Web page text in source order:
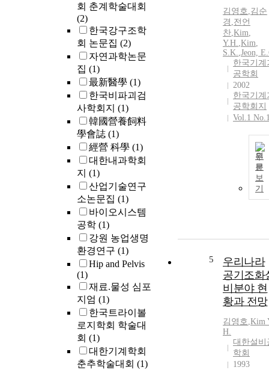
회 춘계학술대회
(2)
한국강구조학
회 논문집 (2)
자연과학논문
집 (1)
最新醫學 (1)
한국비파괴검
사학회지 (1)
韓國營養飼料
學會誌 (1)
經營 科學 (1)
대한내과학회
지 (1)
산업기술연구
소논문집 (1)
바이오시스템
공학 (1)
강원 농업생명
환경연구 (1)
Hip and Pelvis
(1)
재료.물성 심포
지엄 (1)
한국트라이볼
로지학회 학술대
회 (1)
대한기계학회
춘추학술대회 (1)
김영호,김순
경 ,전언
찬,Kim,
Y.H.,Kim,
S.K.,Jeon,
한국기계
공학회
2002
한국기계
공학회지
Vol.1
원
문
보
기
5
우리나라
공기조화
비분야 현
황과 전망
김영호,Kim
H.
대한설비
학회
1993